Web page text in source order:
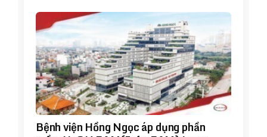
Bệnh viện Hồng Ngọc áp dụng phần